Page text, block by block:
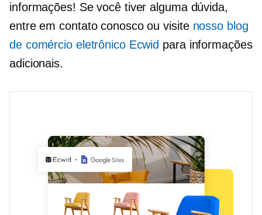
informações! Se você tiver alguma dúvida,
entre em contato conosco ou visite nosso blog
de comércio eletrônico Ecwid para informações
adicionais.